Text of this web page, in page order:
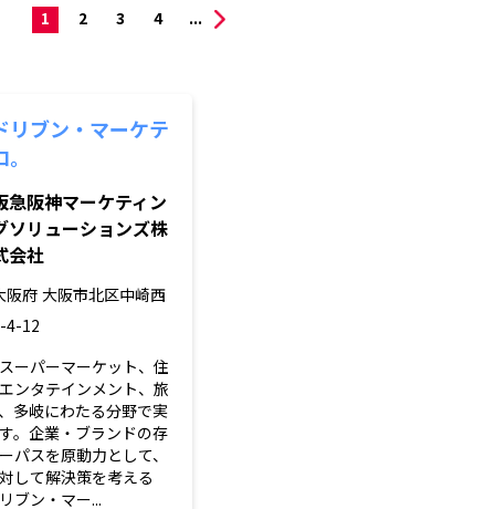
1 2 3 4 ...
リブン・マーケテ
急阪神マーケティン
ソリューションズ株
会社
阪府 大阪市北区中崎西
4-12
ーパーマーケット、住
ンタテインメント、旅
多岐にわたる分野で実
。企業・ブランドの存
パスを原動力として、
して解決策を考える
ブン・マー...